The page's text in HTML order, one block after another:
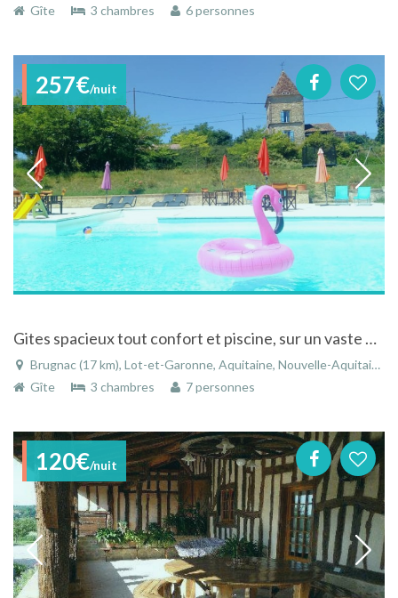
Gîte
3 chambres 6 personnes
257€/nuit
Gites spacieux tout confort et piscine, sur un vaste domaine valonné.
Brugnac (17 km), Lot-et-Garonne, Aquitaine, Nouvelle-Aquitaine, France
Gîte
3 chambres 7 personnes
120€/nuit